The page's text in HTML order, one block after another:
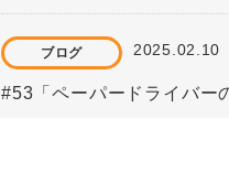
ブログ 2025.02.10
#53「ペーパードライバー